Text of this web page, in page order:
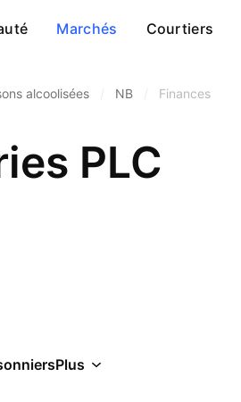
Marchés Courtiers
alcoolisées NB Finances
PLC
Plus